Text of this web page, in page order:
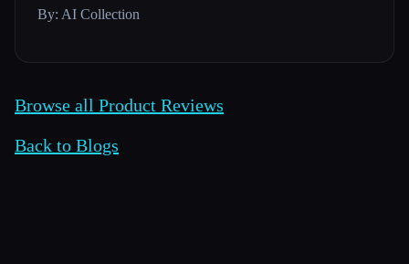
By: AI Collection
Browse all Product Reviews
Back to Blogs